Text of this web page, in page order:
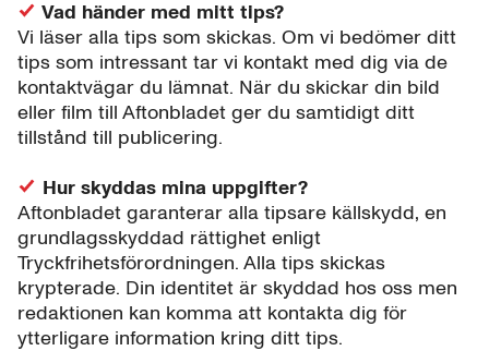
Vad händer med mitt tips?
Vi läser alla tips som skickas. Om vi bedömer ditt
tips som intressant tar vi kontakt med dig via de
kontaktvägar du lämnat. När du skickar din bild
eller film till Aftonbladet ger du samtidigt ditt
tillstånd till publicering.
Hur skyddas mina uppgifter?
Aftonbladet garanterar alla tipsare källskydd, en
grundlagsskyddad rättighet enligt
Tryckfrihetsförordningen. Alla tips skickas
krypterade. Din identitet är skyddad hos oss men
redaktionen kan komma att kontakta dig för
ytterligare information kring ditt tips.